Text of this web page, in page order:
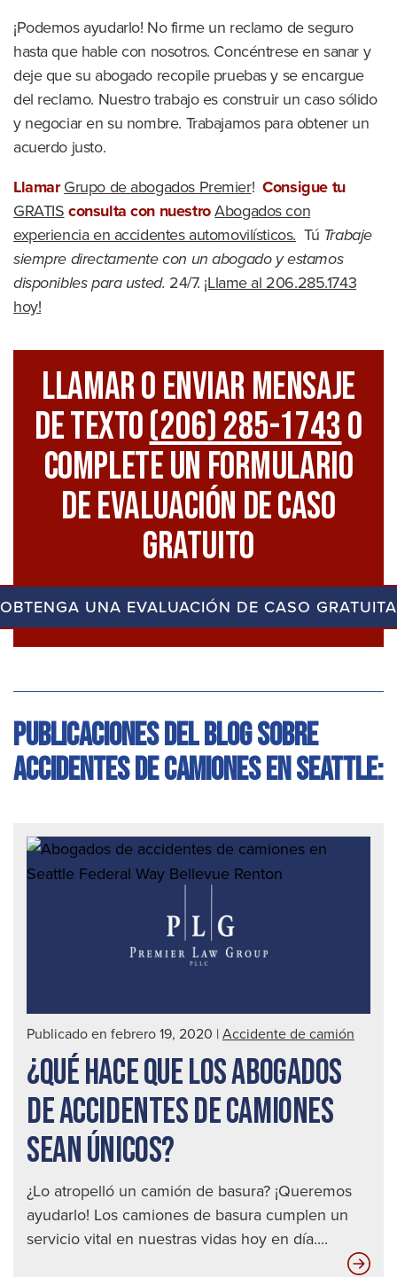
¡Podemos ayudarlo! No firme un reclamo de seguro
hasta que hable con nosotros. Concéntrese en sanar y
deje que su abogado recopile pruebas y se encargue
del reclamo. Nuestro trabajo es construir un caso sólido
y negociar en su nombre. Trabajamos para obtener un
acuerdo justo.
LlamarGrupo de abogados Premier!Consigue tu
GRATISconsulta con nuestroAbogados con
experiencia en accidentes automovilísticos. Tú Trabaje
siempre directamente con un abogado y estamos
disponibles para usted. 24/7. ¡Llame al 206.285.1743
hoy!
Llamar O Enviar Mensaje
De Texto(206) 285-1743O
Complete Un Formulario
De Evaluación De Caso
Gratuito
OBTENGA UNA EVALUACIÓN DE CASO GRATUITA
Publicaciones del blog sobre
accidentes de camiones en Seattle:
Publicado en febrero 19, 2020 | Accidente de camión
¿QUÉ HACE QUE LOS ABOGADOS
DE ACCIDENTES DE CAMIONES
SEAN ÚNICOS?
¿Lo atropelló un camión de basura? ¡Queremos
ayudarlo! Los camiones de basura cumplen un
servicio vital en nuestras vidas hoy en día....